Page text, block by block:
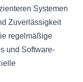
Systemen
Zuverlässigkeit
regelmäßige
und Software-